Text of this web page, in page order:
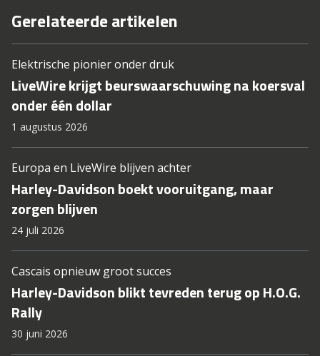
Gerelateerde artikelen
Elektrische pionier onder druk
LiveWire krijgt beurswaarschuwing na koersval
onder één dollar
1 augustus 2026
Europa en LiveWire blijven achter
Harley-Davidson boekt vooruitgang, maar
zorgen blijven
24 juli 2026
Cascais opnieuw groot succes
Harley-Davidson blikt tevreden terug op H.O.G.
Rally
30 juni 2026